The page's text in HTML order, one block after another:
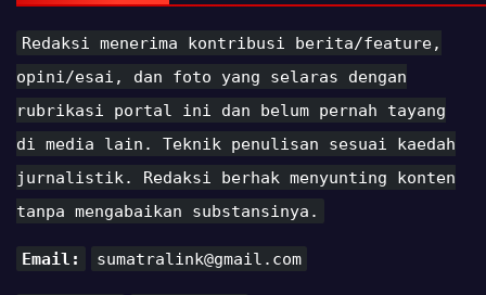
Redaksi menerima kontribusi berita/feature,
opini/esai, dan foto yang selaras dengan
rubrikasi portal ini dan belum pernah tayang
di media lain. Teknik penulisan sesuai kaedah
jurnalistik. Redaksi berhak menyunting konten
tanpa mengabaikan substansinya.
Email: sumatralink@gmail.com